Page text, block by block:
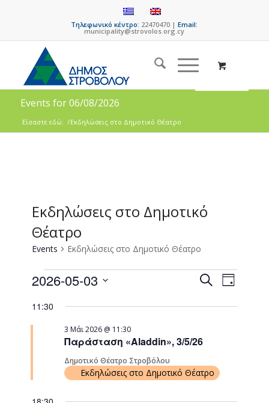
Τηλεφωνικό κέντρο: 22470470 |Email:
municipality@strovolos.org.cy
Events for 06/08/2026
Είσαστε εδώ: /Εκδηλώσεις στο Δημοτικό Θέατρο
Εκδηλώσεις στο Δημοτικό
Θέατρο
Events Εκδηλώσεις στο Δημοτικό Θέατρο
Events
Views
SearchEvent
Views
Day
2026-05-03
date.
11:30
Παράσταση «Aladdin», 3/5/26
3 Μάι 2026 @ 11:30
Δημοτικό Θέατρο Στροβόλου
Εκδηλώσεις στο Δημοτικό Θέατρο